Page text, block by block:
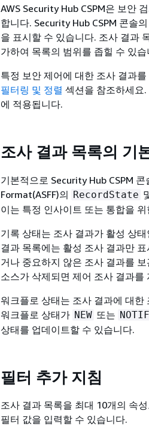
AWS Security Hub CSPM은 보안
합니다. Security Hub CSPM 콘솔의
을 표시할 수 있습니다. 조사 결과
가하여 목록의 범위를 좁힐 수 있습
특정 보안 제어에 대한 조사 결과
필터링 및 정렬 섹션을 참조하세요
에 적용됩니다.
조사 결과 목록의 기
기본적으로 Security Hub CSPM
Format(ASFF)의 RecordState
이는 특정 인사이트 또는 통합을
기록 상태는 조사 결과가 활성 상
결과 목록에는 활성 조사 결과만
거나 중요하지 않은 조사 결과를
소스가 삭제되면 제어 조사 결과를
워크플로 상태는 조사 결과에 대
워크플로 상태가 NEW 또는
상태를 업데이트할 수 있습니다.
필터 추가 지침
조사 결과 목록을 최대 10개의 속
필터 값을 입력할 수 있습니다.